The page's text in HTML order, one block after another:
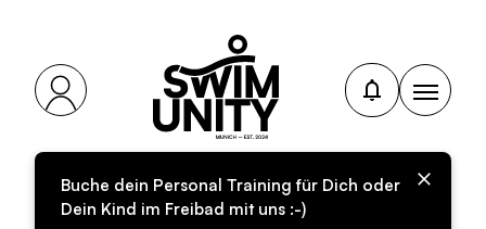
Buche dein Personal Training für Dich oder
Dein Kind im Freibad mit uns :-)
Community-Training